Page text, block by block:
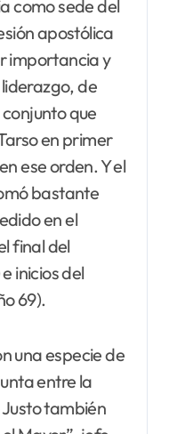
como sede del
apostólica
importancia y
de
que
en primer
ese orden. Y el
bastante
en el
final del
inicios del
69).
una especie de
entre la
también